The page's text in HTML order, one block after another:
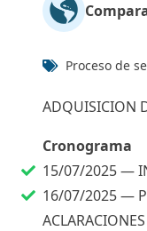
Proceso de
ADQUISICION
Cronograma
15/07/2025 —
16/07/2025 —
ACLARACIONES